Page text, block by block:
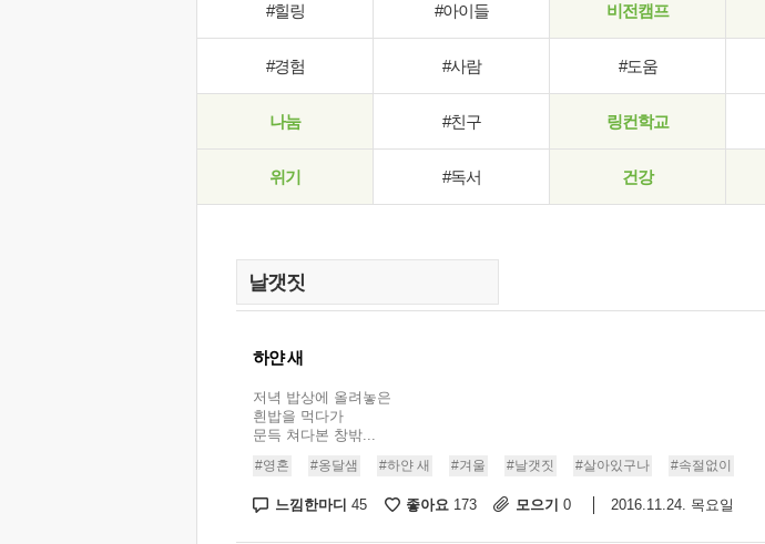
#힐링 #아이들 비전캠프
#경험 #사람 #도움
나눔 #친구 링컨학교
위기 #독서 건강
하얀 새
저녁 밥상에 올려놓은
흰밥을 먹다가
문득 쳐다본 창밖...
#영혼 #옹달샘 #하얀 새 #겨울 #날갯짓 #살아있구나 #속절없이
느낌한마디 45 좋아요 173 모으기 0 2016.11.24. 목요일